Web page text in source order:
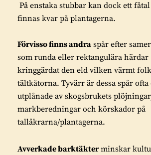
På enstaka stubbar kan dock ett
finnas kvar på plantagerna.
Förvisso finns andra spår efter
som runda eller rektangulära härdar
kringgärdat den eld vilken värmt
tältkåtorna. Tyvärr är dessa spår ofta
utplånade av skogsbrukets
markberedningar och körskador på
tallåkrarna/plantagerna.
Avverkade barktäkterminskar